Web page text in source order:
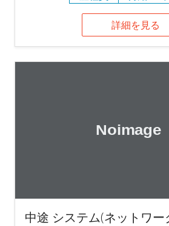
詳細を見る
中途 システム(ネットワ